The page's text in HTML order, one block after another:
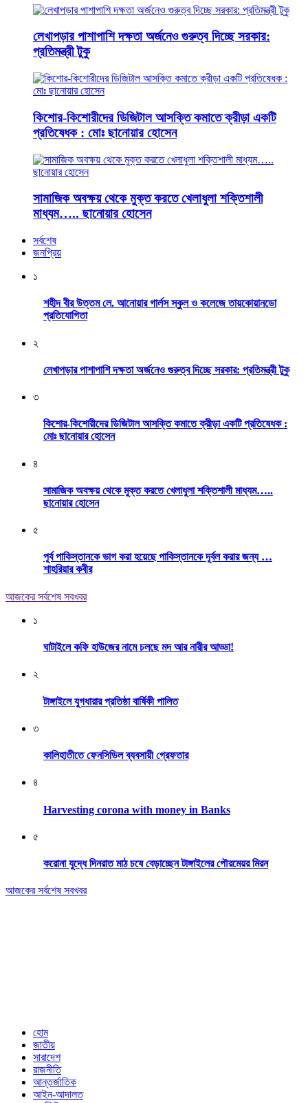
লেখাপড়ার পাশাপাশি দক্ষতা অর্জনেও গুরুত্ব দিচ্ছে সরকার:
প্রতিমন্ত্রী টুকু
কিশোর-কিশোরীদের ডিজিটাল আসক্তি কমাতে ক্রীড়া একটি
প্রতিষেধক : মোঃ ছানোয়ার হোসেন
সামাজিক অবক্ষয় থেকে মুক্ত করতে খেলাধুলা শক্তিশালী
মাধ্যম….. ছানোয়ার হোসেন
সর্বশেষ
জনপ্রিয়
১
শহীদ বীর উত্তম লে. আনোয়ার গার্লস স্কুল ও কলেজে তায়কোয়ানডো
প্রতিযোগিতা
২
লেখাপড়ার পাশাপাশি দক্ষতা অর্জনেও গুরুত্ব দিচ্ছে সরকার: প্রতিমন্ত্রী টুকু
৩
কিশোর-কিশোরীদের ডিজিটাল আসক্তি কমাতে ক্রীড়া একটি প্রতিষেধক :
মোঃ ছানোয়ার হোসেন
৪
সামাজিক অবক্ষয় থেকে মুক্ত করতে খেলাধুলা শক্তিশালী মাধ্যম…..
ছানোয়ার হোসেন
৫
পূর্ব পাকিস্তানকে ভাগ করা হয়েছে পাকিস্তানকে দূর্বল করার জন্য …
শাহরিয়ার কবীর
আজকের সর্বশেষ সবখবর
১
ঘাটাইলে কফি হাউজের নামে চলছে মদ আর নারীর আড্ডা!
২
টাঙ্গাইলে যুগধারার প্রতিষ্ঠা বার্ষিকী পালিত
৩
কালিহাতীতে ফেনসিডিল ব্যবসায়ী গ্রেফতার
৪
Harvesting corona with money in Banks
৫
করোনা যুদ্ধে দিনরাত মাঠ চষে বেড়াচ্ছেন টাঙ্গাইলের পৌরমেয়র মিরন
আজকের সর্বশেষ সবখবর
হোম
জাতীয়
সারাদেশ
রাজনীতি
আন্তর্জাতিক
আইন-আদালত